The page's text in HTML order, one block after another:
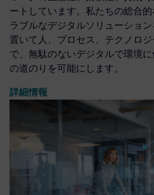
ートしています。私たちの総合
ラブルなデジタルソリューショ
置いて人、プロセス、テクノロ
で、無駄のないデジタルで環境
の道のりを可能にします。
詳細情報